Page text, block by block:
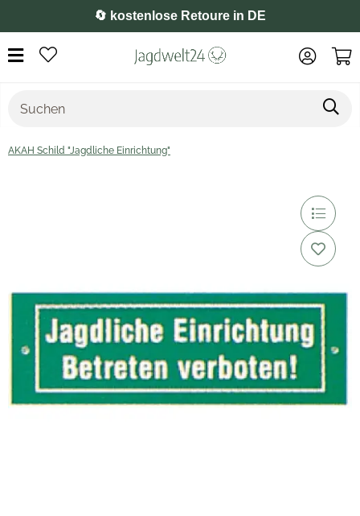
⭐️ 4,8 auf Google
AKAH Schild "Jagdliche Einrichtung"